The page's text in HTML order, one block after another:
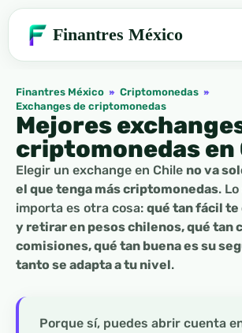
Finantres México
Finantres México » Criptomonedas »
Exchanges de criptomonedas
Mejores
criptomonedas en
Elegir un exchange en Chile no va
el que tenga más criptomonedas.
importa es otra cosa: qué tan fácil
y retirar en pesos chilenos, qué tan
comisiones, qué tan buena es su
tanto se adapta a tu nivel.
Porque sí, puedes abrir cuenta